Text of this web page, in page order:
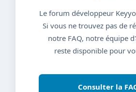
Le forum développeur
Si vous ne trouvez pas de
notre FAQ, notre équipe
reste disponible pour
Consulter la